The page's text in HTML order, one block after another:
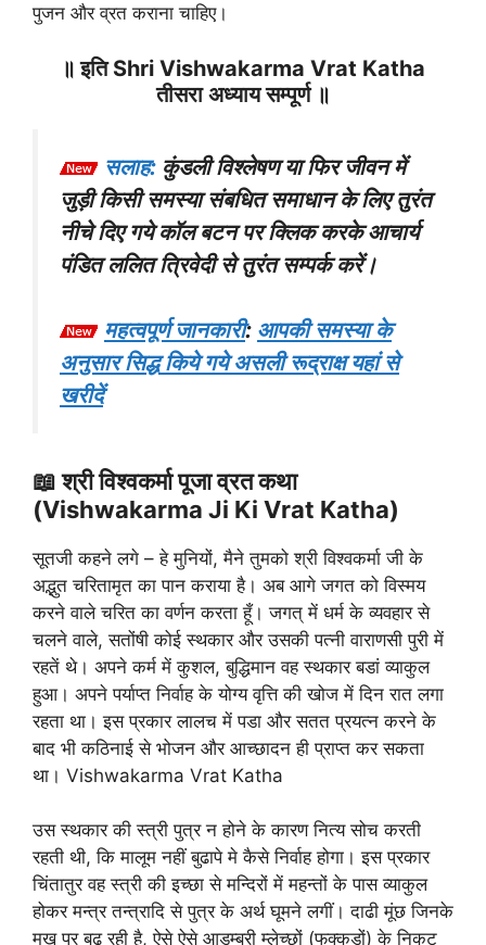
पुजन और व्रत कराना चाहिए।
॥ इति Shri Vishwakarma Vrat Katha
तीसरा अध्याय सम्पूर्ण ॥
सलाह: कुंडली विश्लेषण या फिर जीवन में
जुड़ी किसी समस्या संबधित समाधान के लिए तुरंत
नीचे दिए गये कॉल बटन पर क्लिक करके आचार्य
पंडित ललित त्रिवेदी से तुरंत सम्पर्क करें।
महत्वपूर्ण जानकारी: आपकी समस्या के
अनुसार सिद्ध किये गये असली रूद्राक्ष यहां से
खरीदें
📖 श्री विश्वकर्मा पूजा व्रत कथा
(Vishwakarma Ji Ki Vrat Katha)
सूतजी कहने लगे – हे मुनियों, मैने तुमको श्री विश्वकर्मा जी के
अद्भुत चरितामृत का पान कराया है। अब आगे जगत को विस्मय
करने वाले चरित का वर्णन करता हूँ। जगत् में धर्म के व्यवहार से
चलने वाले, सतोंषी कोई स्थकार और उसकी पत्नी वाराणसी पुरी में
रहतें थे। अपने कर्म में कुशल, बुद्धिमान वह स्थकार बडां व्याकुल
हुआ। अपने पर्याप्त निर्वाह के योग्य वृत्ति की खोज में दिन रात लगा
रहता था। इस प्रकार लालच में पडा और सतत प्रयत्न करने के
बाद भी कठिनाई से भोजन और आच्छादन ही प्राप्त कर सकता
था। Vishwakarma Vrat Katha
उस स्थकार की स्त्री पुत्र न होने के कारण नित्य सोच करती
रहती थी, कि मालूम नहीं बुढापे मे कैसे निर्वाह होगा। इस प्रकार
चिंतातुर वह स्त्री की इच्छा से मन्दिरों में महन्तों के पास व्याकुल
होकर मन्त्र तन्त्रादि से पुत्र के अर्थ घूमने लगीं। दाढी मूंछ जिनके
मुख पर बढ रही है, ऐसे ऐसे आडम्बरी म्लेच्छों (फक्कडों) के निकट